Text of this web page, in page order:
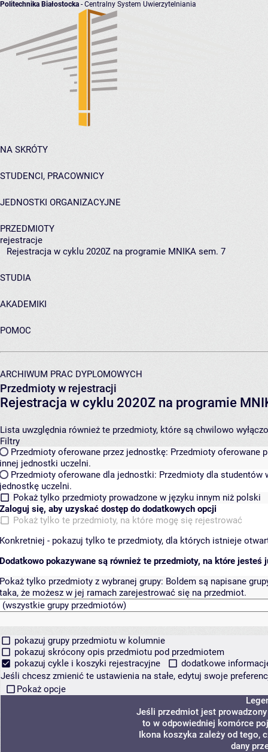
Politechnika Białostocka - Centralny System Uwierzytelniania
NA SKRÓTY
STUDENCI, PRACOWNICY
JEDNOSTKI ORGANIZACYJNE
PRZEDMIOTY
rejestracje
Rejestracja w cyklu 2020Z na programie MNIKA sem. 7
STUDIA
AKADEMIKI
POMOC
ARCHIWUM PRAC DYPLOMOWYCH
Przedmioty w rejestracji
Rejestracja w cyklu 2020Z na programie
Lista uwzględnia również te przedmioty, które są chwilowo
Filtry
Przedmioty oferowane przez jednostkę: Przedmioty oferowane
innej jednostki uczelni.
Przedmioty oferowane dla jednostki: Przedmioty dla studentów
jednostkę uczelni.
Pokaż tylko przedmioty prowadzone w języku innym niż polski
Zaloguj się, aby uzyskać dostęp do dodatkowych opcji
Pokaż tylko te przedmioty, na które mogę się rejestrować
Konkretniej - pokazuj tylko te przedmioty, dla których istnieje
Dodatkowo pokazywane są również te przedmioty, na które jesteś
Pokaż tylko przedmioty z wybranej grupy: Boldem są napisane
taka, że możesz w jej ramach zarejestrować się na przedmiot.
pokazuj grupy przedmiotu w kolumnie
pokazuj skrócony opis przedmiotu pod przedmiotem
pokazuj cykle i koszyki rejestracyjne
dodatkowe
Jeśli chcesz zmienić te ustawienia na stałe, edytuj swoje
Pokaż opcje
Jeśli przedmiot jest
to w odpowiedniej komórce
Ikona koszyka zależy od tego,
dany